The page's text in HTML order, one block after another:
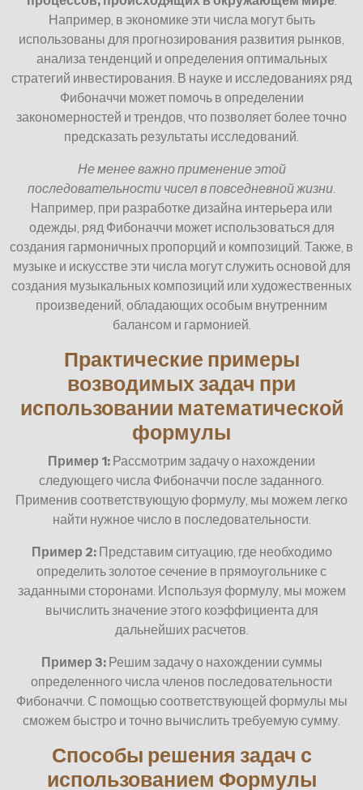
Например, в экономике эти числа могут быть
использованы для прогнозирования развития рынков,
анализа тенденций и определения оптимальных
стратегий инвестирования. В науке и исследованиях ряд
Фибоначчи может помочь в определении
закономерностей и трендов, что позволяет более точно
предсказать результаты исследований.
Не менее важно применение этой
последовательности чисел в повседневной жизни.
Например, при разработке дизайна интерьера или
одежды, ряд Фибоначчи может использоваться для
создания гармоничных пропорций и композиций. Также, в
музыке и искусстве эти числа могут служить основой для
создания музыкальных композиций или художественных
произведений, обладающих особым внутренним
балансом и гармонией.
Практические примеры
возводимых задач при
использовании математической
формулы
Пример 1: Рассмотрим задачу о нахождении
следующего числа Фибоначчи после заданного.
Применив соответствующую формулу, мы можем легко
найти нужное число в последовательности.
Пример 2:Представим ситуацию, где необходимо
определить золотое сечение в прямоугольнике с
заданными сторонами. Используя формулу, мы можем
вычислить значение этого коэффициента для
дальнейших расчетов.
Пример 3:Решим задачу о нахождении суммы
определенного числа членов последовательности
Фибоначчи. С помощью соответствующей формулы мы
сможем быстро и точно вычислить требуемую сумму.
Способы решения задач с
использованием Формулы